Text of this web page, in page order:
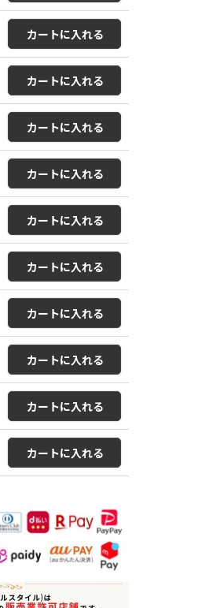
カートに入れる
カートに入れる
カートに入れる
カートに入れる
カートに入れる
カートに入れる
カートに入れる
カートに入れる
カートに入れる
カートに入れる